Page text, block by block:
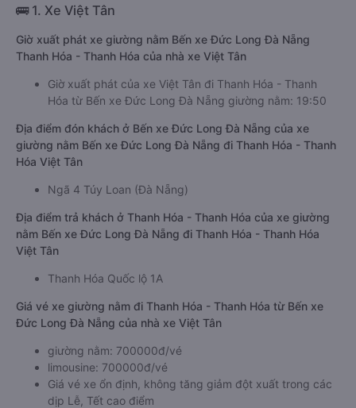
🚌 1. Xe Việt Tân
Giờ xuất phát xe giường nằm Bến xe Đức Long Đà Nẵng
Thanh Hóa - Thanh Hóa của nhà xe Việt Tân
Giờ xuất phát của xe Việt Tân đi Thanh Hóa - Thanh
Hóa từ Bến xe Đức Long Đà Nẵng giường nằm: 19:50
Địa điểm đón khách ở Bến xe Đức Long Đà Nẵng của xe
giường nằm Bến xe Đức Long Đà Nẵng đi Thanh Hóa - Thanh
Hóa Việt Tân
Ngã 4 Túy Loan (Đà Nẵng)
Địa điểm trả khách ở Thanh Hóa - Thanh Hóa của xe giường
nằm Bến xe Đức Long Đà Nẵng đi Thanh Hóa - Thanh Hóa
Việt Tân
Thanh Hóa Quốc lộ 1A
Giá vé xe giường nằm đi Thanh Hóa - Thanh Hóa từ Bến xe
Đức Long Đà Nẵng của nhà xe Việt Tân
giường nằm: 700000đ/vé
limousine: 700000đ/vé
Giá vé xe ổn định, không tăng giảm đột xuất trong các
dịp Lễ, Tết cao điểm